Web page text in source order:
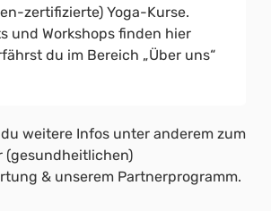
zertifizierte) Yoga-Kurse.
und Workshops finden hier
du im Bereich „Über uns“
weitere Infos unter anderem zum
(gesundheitlichen)
& unserem Partnerprogramm.